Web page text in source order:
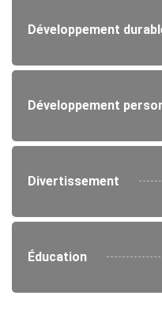
Développement
Développement
Divertissement
Éducation